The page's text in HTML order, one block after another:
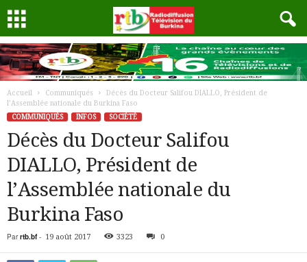
Accueil Communiqués
Décès du Docteur Salifou DIALLO, Président de
l’Assemblée nationale du Burkina Faso
COMMUNIQUÉS
INFOS SOCIÉTÉ
Décès du Docteur Salifou
DIALLO, Président de
l’Assemblée nationale du
Burkina Faso
Par rtb.bf- 19 août 2017 3323 0